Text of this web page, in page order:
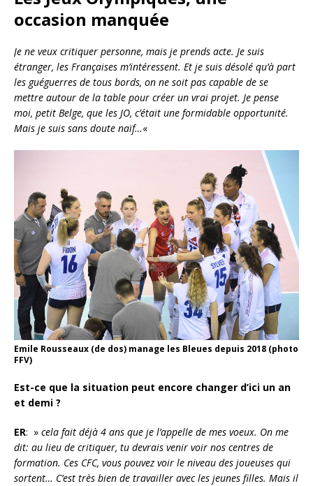
occasion manquée
Je ne veux critiquer personne, mais je prends acte. Je suis
étranger, les Françaises m’intéressent. Et je suis désolé qu’à part
les guéguerres de tous bords, on ne soit pas capable de se
mettre autour de la table pour créer un vrai projet. Je pense
moi, petit Belge, que les JO, c’était une formidable opportunité.
Mais je suis sans doute naïf…«
Emile Rousseaux (de dos) manage les Bleues depuis 2018 (photo
FFV)
Est-ce que la situation peut encore changer d’ici un an
et demi ?
ER: » cela fait déjà 4 ans que je l’appelle de mes voeux. On me
dit: au lieu de critiquer, tu devrais venir voir nos centres de
formation. Ces CFC, vous pouvez voir le niveau des joueuses qui
sortent… C’est très bien de travailler avec les jeunes filles. Mais il